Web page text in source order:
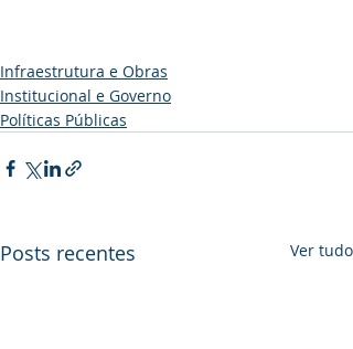
Infraestrutura e Obras
Institucional e Governo
Políticas Públicas
Posts recentes Ver tudo